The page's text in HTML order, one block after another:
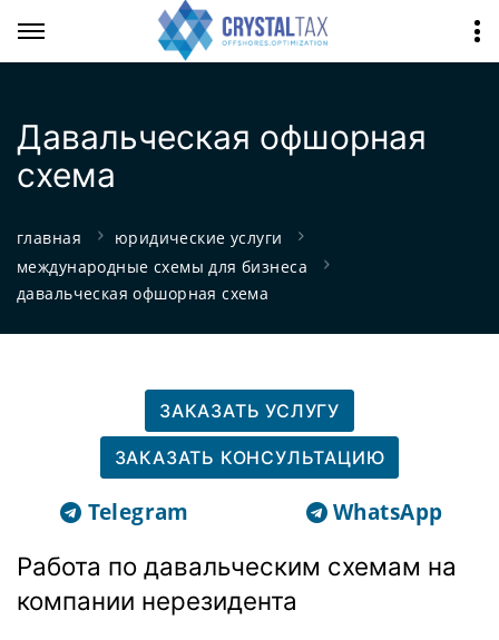
Давальческая офшорная
схема
главная
юридические услуги
международные схемы для бизнеса
давальческая офшорная схема
ЗАКАЗАТЬ УСЛУГУ
ЗАКАЗАТЬ КОНСУЛЬТАЦИЮ
Telegram WhatsApp
Работа по давальческим схемам на
компании нерезидента